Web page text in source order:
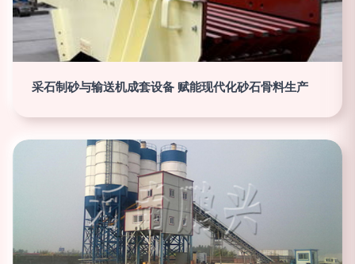
采石制砂与输送机成套设备 赋能现代化砂石骨料生产